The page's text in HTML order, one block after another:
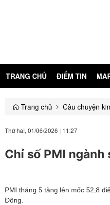
TRANG CHỦ ĐIỂM TIN
Trang chủ Câu chuyện
Thứ hai, 01/06/2026 | 11:27
Chỉ số PMI
PMI tháng 5 tăng lên mốc 52,8
Đông.